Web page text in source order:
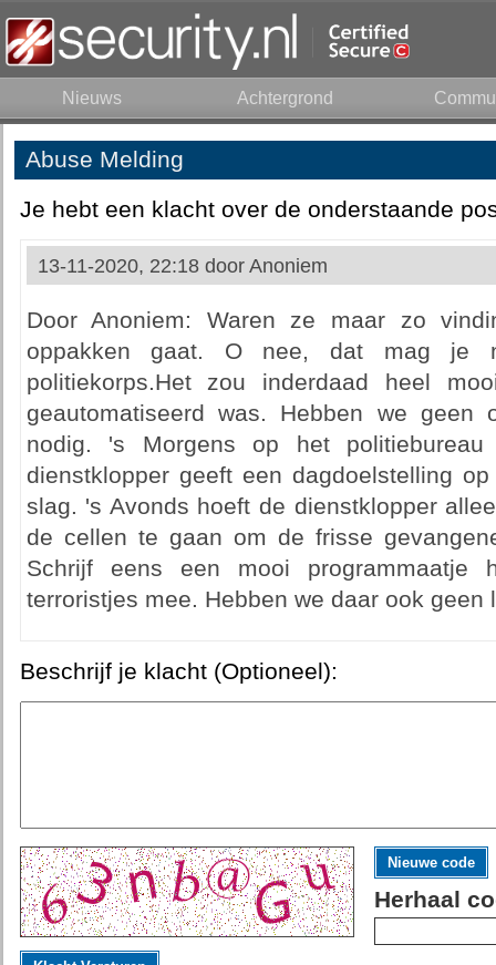
Nieuws Achtergrond
Abuse Melding
Je hebt een klacht over de onderstaande
13-11-2020, 22:18 door Anoniem
Door Anoniem: Waren ze maar zo
oppakken gaat. O nee, dat mag je
politiekorps.Het zou inderdaad heel
geautomatiseerd was. Hebben we geen
nodig. 's Morgens op het
dienstklopper geeft een dagdoelstelling
slag. 's Avonds hoeft de dienstklopper
de cellen te gaan om de frisse
Schrijf eens een mooi programmaatje
terroristjes mee. Hebben we daar ook geen
Beschrijf je klacht (Optioneel):
Nieuwe code
Herhaal